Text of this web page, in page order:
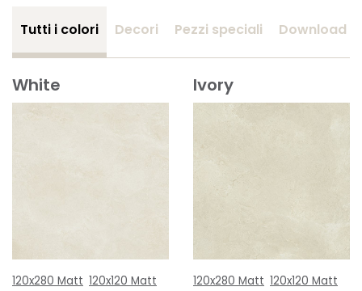
Tutti i colori Decori Pezzi speciali Download
White
120x280 Matt 120x120 Matt
Ivory
120x280 Matt 120x120 Matt